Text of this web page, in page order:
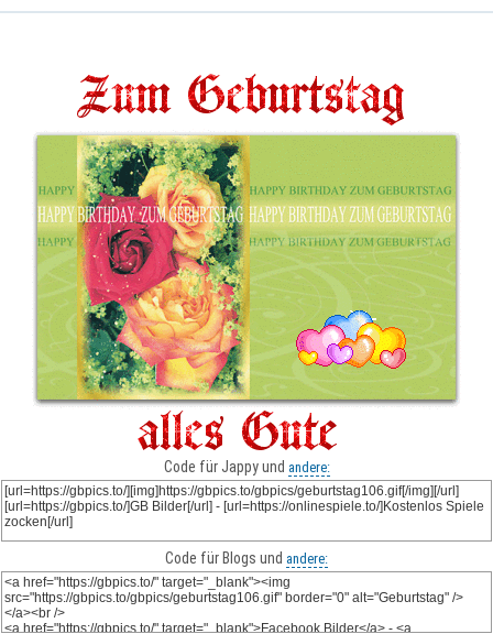
Code für Jappy und andere:
Code für Blogs und andere: